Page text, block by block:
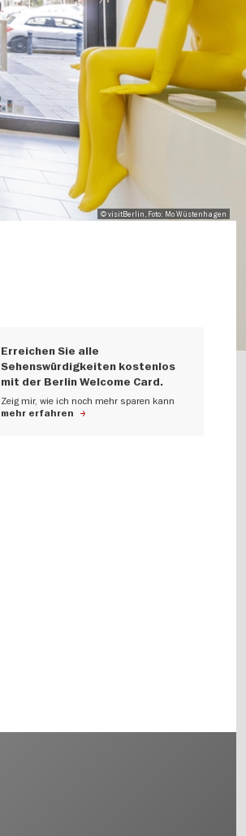
© visitBerlin, Foto: Mo Wüstenhagen
Erreichen Sie alle
Sehenswürdigkeiten kostenlos
mit der Berlin Welcome Card.
Zeig mir, wie ich noch mehr sparen kann
mehr erfahren